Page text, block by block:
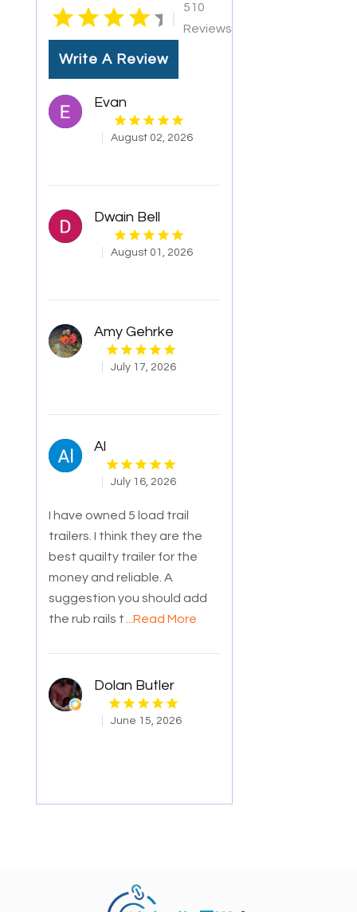
510
Reviews
Write A Review
Evan
August 02, 2026
Dwain Bell
August 01, 2026
Amy Gehrke
July 17, 2026
Al
July 16, 2026
I have owned 5 load trail
trailers. I think they are the
best quailty trailer for the
money and reliable. A
suggestion you should add
the rub rails t
...Read More
Dolan Butler
June 15, 2026